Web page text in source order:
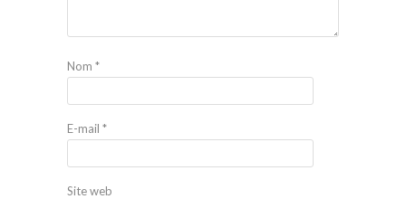
Nom *
E-mail *
Site web